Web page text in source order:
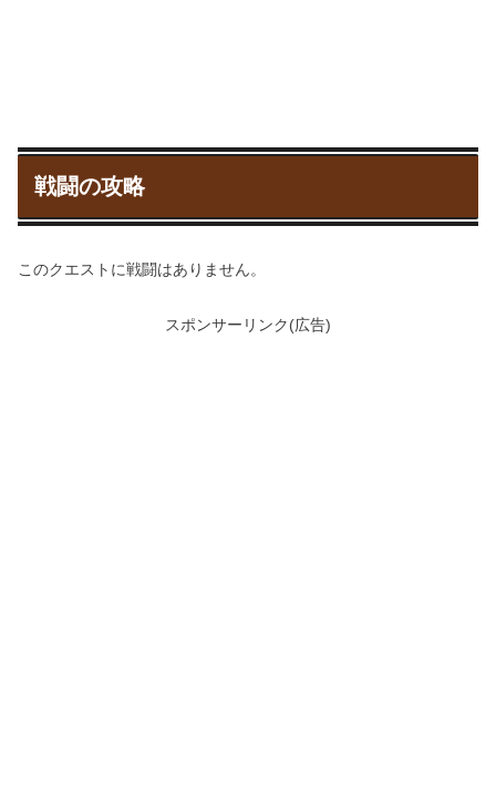
戦闘の攻略
このクエストに戦闘はありません。
スポンサーリンク(広告)